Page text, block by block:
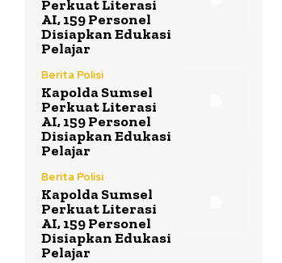
Perkuat Literasi
AI, 159 Personel
Disiapkan Edukasi
Pelajar
Berita Polisi
Kapolda Sumsel
Perkuat Literasi
AI, 159 Personel
Disiapkan Edukasi
Pelajar
Berita Polisi
Kapolda Sumsel
Perkuat Literasi
AI, 159 Personel
Disiapkan Edukasi
Pelajar